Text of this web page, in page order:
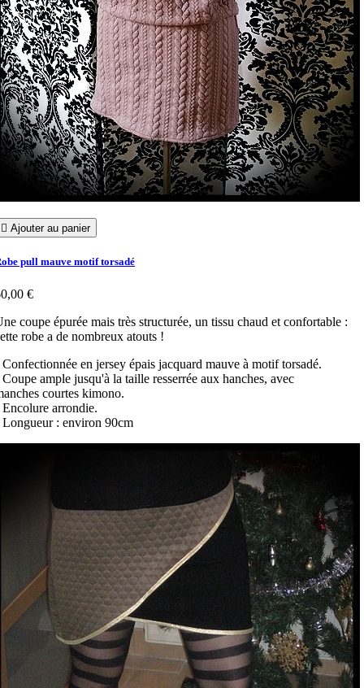
 Ajouter au panier
pull mauve motif torsadé
€
coupe épurée mais très structurée, un tissu chaud et confortable :
robe a de nombreux atouts !
Confectionnée en jersey épais jacquard mauve à motif torsadé.
Coupe ample jusqu'à la taille resserrée aux hanches, avec
courtes kimono.
Encolure arrondie.
Longueur : environ 90cm